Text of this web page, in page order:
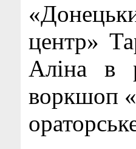
центр»
Аліна в
воркшоп